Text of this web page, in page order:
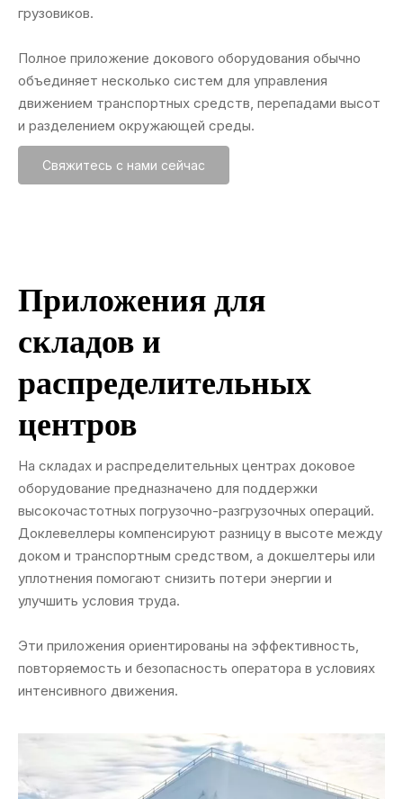
грузовиков.
Полное приложение докового оборудования обычно
объединяет несколько систем для управления
движением транспортных средств, перепадами высот
и разделением окружающей среды.
Свяжитесь с нами сейчас
Приложения для
складов и
распределительных
центров
На складах и распределительных центрах доковое
оборудование предназначено для поддержки
высокочастотных погрузочно-разгрузочных операций.
Доклевеллеры компенсируют разницу в высоте между
доком и транспортным средством, а докшелтеры или
уплотнения помогают снизить потери энергии и
улучшить условия труда.
Эти приложения ориентированы на эффективность,
повторяемость и безопасность оператора в условиях
интенсивного движения.